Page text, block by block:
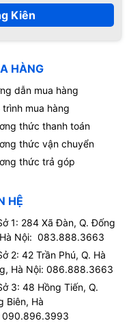
Kiên
HÀNG
dẫn mua hàng
trình mua hàng
thức thanh toán
thức vận chuyển
thức trả góp
HỆ
1: 284 Xã Đàn, Q. Đống
Nội: 083.888.3663
2: 42 Trần Phú, Q. Hà
Hà Nội: 086.888.3663
3: 48 Hồng Tiến, Q.
Biên, Hà
090.896.3993